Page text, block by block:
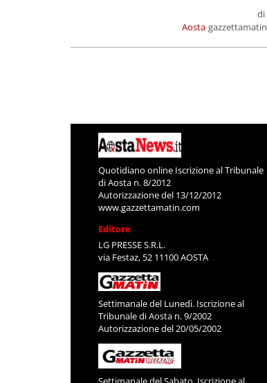
Aosta
di
gazzettamatin
Quotidiano online Iscrizione al Tribunale
di Aosta n. 8/2012
Autorizzazione del 13/12/2012
www.gazzettamatin.com
Editore
LG PRESSE S.R.L.
via Festaz, 52 11100 AOSTA
Settimanale del Lunedì. Iscrizione al
Tribunale di Aosta n. 9/2002
Autorizzazione del 20/05/2002